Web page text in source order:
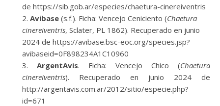
de https://sib.gob.ar/especies/chaetura-cinereiventris
Avibase (s.f.). Ficha: Vencejo Ceniciento (Chaetura
cinereiventris, Sclater, PL 1862). Recuperado en junio
2024 de https://avibase.bsc-eoc.org/species.jsp?
avibaseid=0F898234A1C10960
ArgentAvis. Ficha: Vencejo Chico (Chaetura
cinereiventris). Recuperado en junio 2024 de
http://argentavis.com.ar/2012/sitio/especie.php?
id=671